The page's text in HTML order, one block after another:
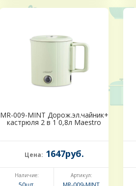
MR-009-MINT Дорож.эл.чайник+
кастрюля 2 в 1 0,8л Maestro
Цена: 1647руб.
Наличие: Артикул: